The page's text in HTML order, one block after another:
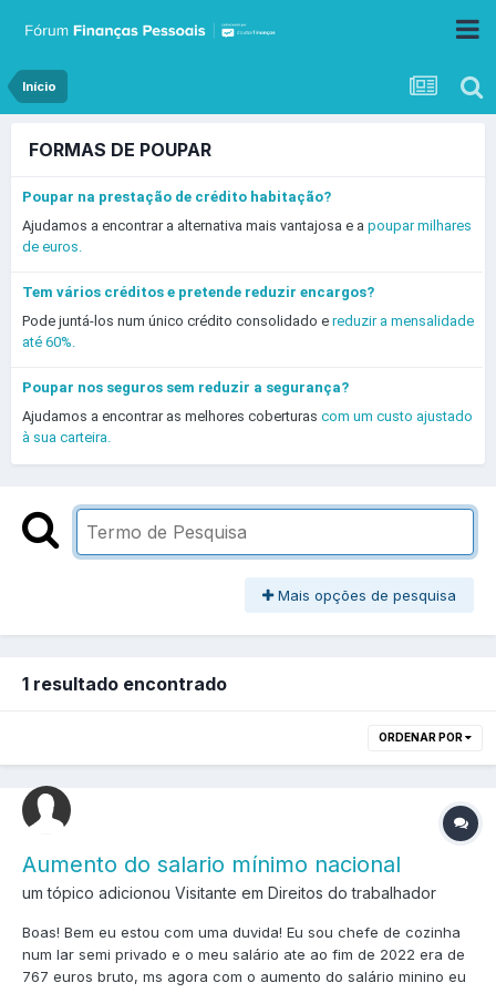
Início
FORMAS DE POUPAR
Poupar na prestação de crédito habitação?
Ajudamos a encontrar a alternativa mais vantajosa e a poupar milhares
de euros.
Tem vários créditos e pretende reduzir encargos?
Pode juntá-los num único crédito consolidado e reduzir a mensalidade
até 60%.
Poupar nos seguros sem reduzir a segurança?
Ajudamos a encontrar as melhores coberturas com um custo ajustado
à sua carteira.
Mais opções de pesquisa
1 resultado encontrado
ORDENAR POR
Aumento do salario mínimo nacional
um tópico adicionou Visitante em Direitos do trabalhador
Boas! Bem eu estou com uma duvida! Eu sou chefe de cozinha
num lar semi privado e o meu salário ate ao fim de 2022 era de
767 euros bruto, ms agora com o aumento do salário minino eu